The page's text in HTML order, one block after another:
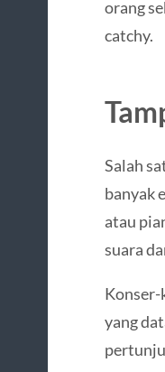
orang
catchy.
Salah
banyak
atau
suara
Konser-
yang